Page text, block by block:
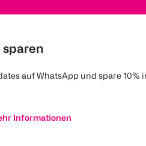
sparen
auf WhatsApp und spare 10%
Informationen